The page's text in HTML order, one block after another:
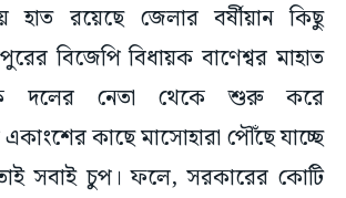
হাত রয়েছে জেলার বর্ষীয়ান কিছু
বিজেপি বিধায়ক বাণেশ্বর মাহাত
দলের নেতা থেকে শুরু করে
কাছে মাসোহারা পৌঁছে যাচ্ছে
তাই সবাই চুপ। ফলে, সরকারের কোটি